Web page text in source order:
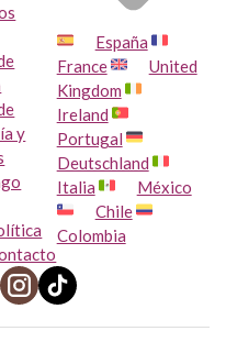
y
España
France
United
Kingdom
Ireland
Portugal
Deutschland
Italia
México
Chile
Colombia